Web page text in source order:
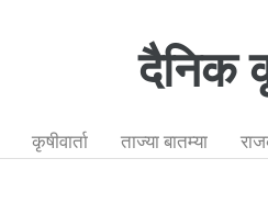
दैनिक
कृषीवार्ता ताज्या बातम्या